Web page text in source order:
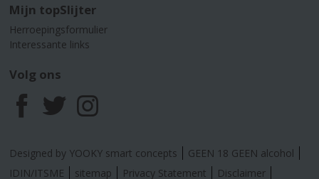
Mijn topSlijter
Herroepingsformulier
Interessante links
Volg ons
F
a
T
w
I
n
Designed by YOOKY smart concepts
GEEN 18 GEEN alcohol
IDIN/ITSME
sitemap Privacy Statement Disclaimer